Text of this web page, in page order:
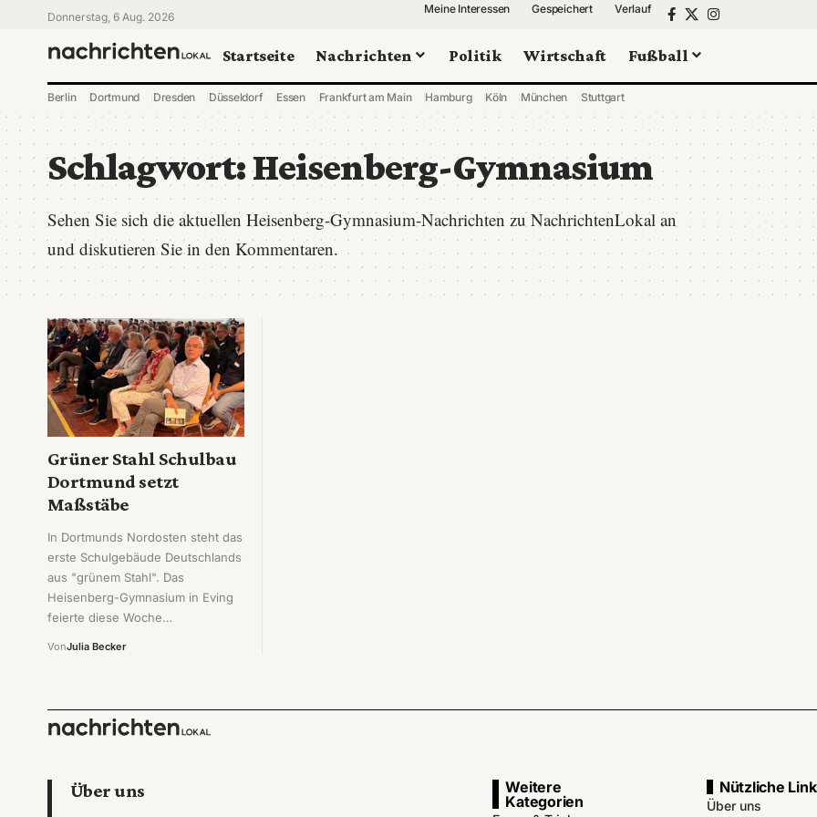
Donnerstag, 6 Aug. 2026
Meine Interessen Gespeichert Verlauf
Startseite Nachrichten Politik Wirtschaft Fußball
Berlin Dortmund Dresden Düsseldorf Essen Frankfurt am Main Hamburg Köln München Stuttgart
Schlagwort:Heisenberg-Gymnasium
Sehen Sie sich die aktuellen Heisenberg-Gymnasium-Nachrichten zu NachrichtenLokal an
und diskutieren Sie in den Kommentaren.
Grüner Stahl Schulbau
Dortmund setzt
Maßstäbe
In Dortmunds Nordosten steht das
erste Schulgebäude Deutschlands
aus "grünem Stahl". Das
Heisenberg-Gymnasium in Eving
feierte diese Woche…
VonJulia Becker
Über uns
Weitere
Kategorien
Nützliche
Über uns